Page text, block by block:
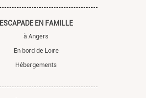
ESCAPADE EN FAMILLE
à Angers
En bord de Loire
Hébergements